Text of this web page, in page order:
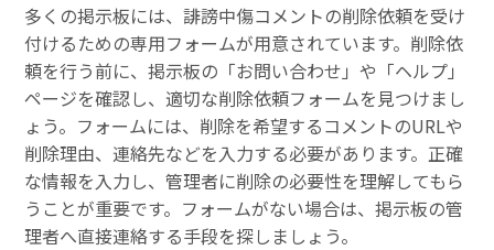
多くの掲示板には、誹謗中傷コメントの削除依頼を受け
付けるための専用フォームが用意されています。削除依
頼を行う前に、掲示板の「お問い合わせ」や「ヘルプ」
ページを確認し、適切な削除依頼フォームを見つけまし
ょう。フォームには、削除を希望するコメントのURLや
削除理由、連絡先などを入力する必要があります。正確
な情報を入力し、管理者に削除の必要性を理解してもら
うことが重要です。フォームがない場合は、掲示板の管
理者へ直接連絡する手段を探しましょう。